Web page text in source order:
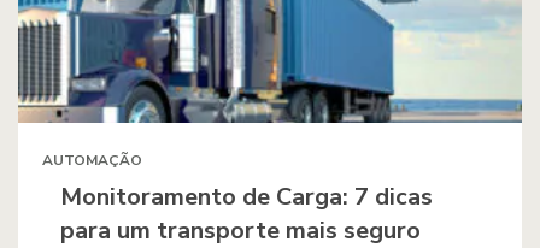
AUTOMAÇÃO
Monitoramento de Carga: 7 dicas
para um transporte mais seguro